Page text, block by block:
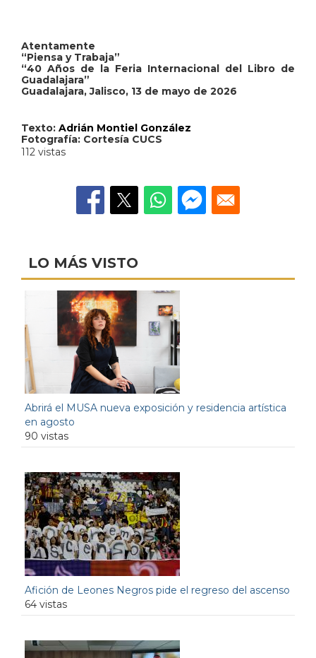
Atentamente
“Piensa y Trabaja”
“40 Años de la Feria Internacional del Libro de
Guadalajara”
Guadalajara, Jalisco, 13 de mayo de 2026
Texto: Adrián Montiel González
Fotografía: Cortesía CUCS
112 vistas
LO MÁS VISTO
Abrirá el MUSA nueva exposición y residencia artística
en agosto
90 vistas
Afición de Leones Negros pide el regreso del ascenso
64 vistas